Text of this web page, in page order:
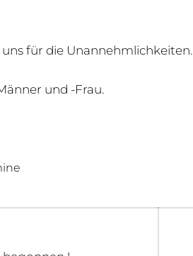
für die Unannehmlichkeiten.
und -Frau.